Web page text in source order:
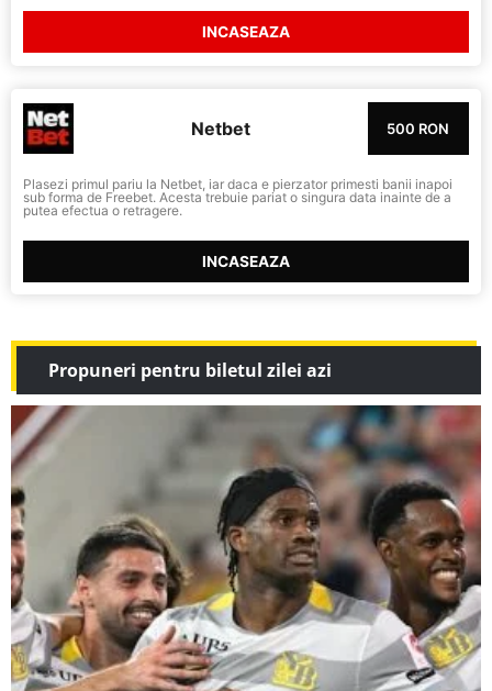
INCASEAZA
Netbet 500 RON
Plasezi primul pariu la Netbet, iar daca e pierzator primesti banii inapoi
sub forma de Freebet. Acesta trebuie pariat o singura data inainte de a
putea efectua o retragere.
INCASEAZA
Propuneri pentru biletul zilei azi